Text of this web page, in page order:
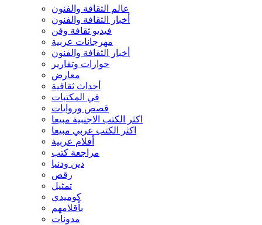
عالم الثقافة والفنون
أخبار الثقافة والفنون
فيديو ثقافة وفن
مهرجانات عربية
أخبار الثقافة والفنون
حوارات وتقارير
معارض
أحداث ثقافية
في المكتبات
قصص وروايات
اكثر الكتب الاجنبية مبيعا
اكثر الكتب عربي مبيعا
أفلام عربية
مراجعة كتب
دين ودنيا
رقص
تمثيل
كوميدي
بأقلامهم
مدونات